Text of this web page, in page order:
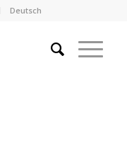
Deutsch